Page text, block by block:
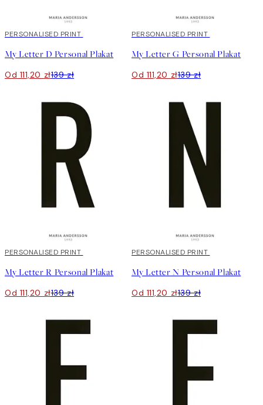
20%*
PERSONALISED PRINT
My Letter D Personal Plakat
Od 111,20 zł139 zł
20%*
PERSONALISED PRINT
My Letter G Personal Plakat
Od 111,20 zł139 zł
20%*
PERSONALISED PRINT
My Letter R Personal Plakat
Od 111,20 zł139 zł
20%*
PERSONALISED PRINT
My Letter N Personal Plakat
Od 111,20 zł139 zł